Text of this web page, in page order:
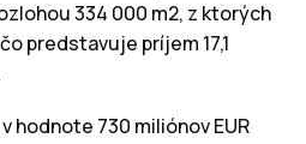
334 000 m2, z ktorých
predstavuje príjem 17,1
hodnote 730 miliónov EUR